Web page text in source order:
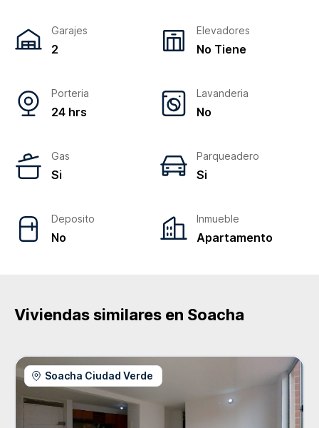
Garajes
2
Elevadores
No Tiene
Porteria
24 hrs
Lavanderia
No
Gas
Si
Parqueadero
Si
Deposito
No
Inmueble
Apartamento
Viviendas similares en Soacha
Soacha Ciudad Verde